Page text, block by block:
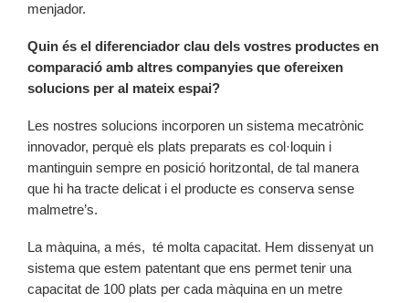
menjador.
Quin és el diferenciador clau dels vostres productes en
comparació amb altres companyies que ofereixen
solucions per al mateix espai?
Les nostres solucions incorporen un sistema mecatrònic
innovador, perquè els plats preparats es col·loquin i
mantinguin sempre en posició horitzontal, de tal manera
que hi ha tracte delicat i el producte es conserva sense
malmetre’s.
La màquina, a més, té molta capacitat. Hem dissenyat un
sistema que estem patentant que ens permet tenir una
capacitat de 100 plats per cada màquina en un metre